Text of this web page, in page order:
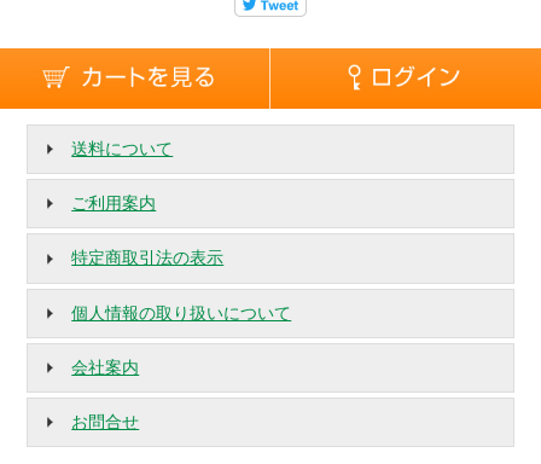
送料について
ご利用案内
特定商取引法の表示
個人情報の取り扱いについて
会社案内
お問合せ